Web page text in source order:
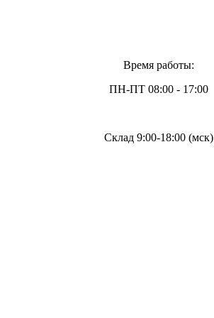
Время работы:
ПН-ПТ 08:00 - 17:00
Склад 9:00-18:00 (мск)